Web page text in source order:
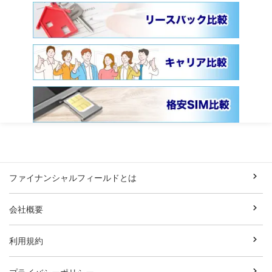
ファイナンシャルフィールドとは
会社概要
利用規約